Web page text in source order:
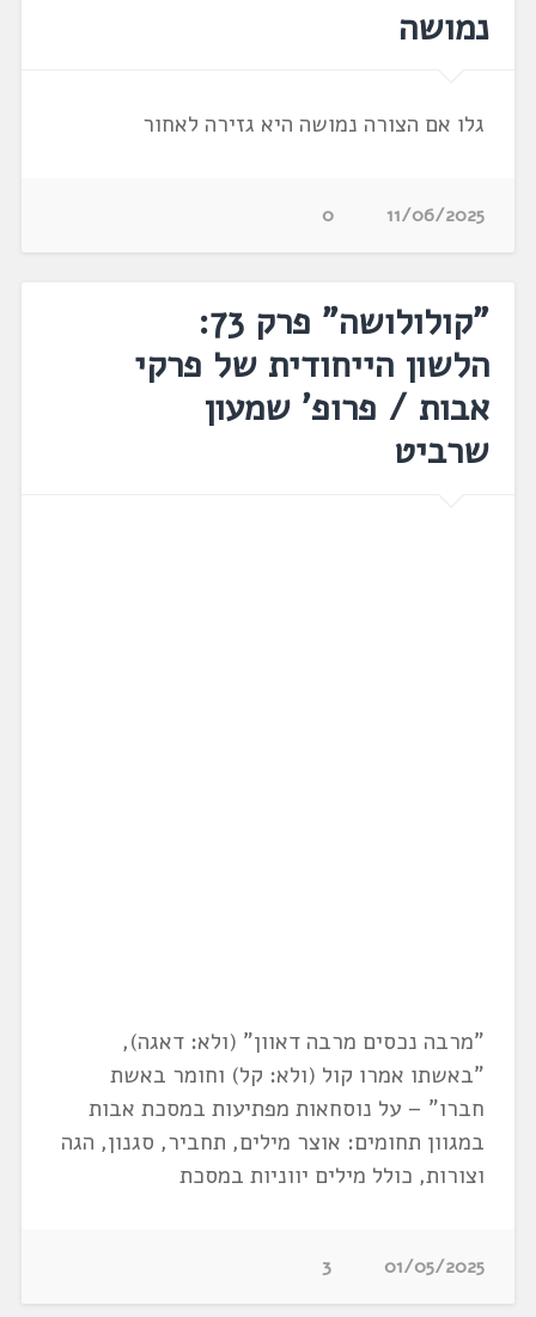
נמושה
גלו אם הצורה נמושה היא גזירה לאחור
11/06/2025
0
"קולולושה" פרק 73:
הלשון הייחודית של פרקי
אבות / פרופ' שמעון
שרביט
"מרבה נכסים מרבה דאוון" (ולא: דאגה),
"באשתו אמרו קול (ולא: קל) וחומר באשת
חברו" – על נוסחאות מפתיעות במסכת אבות
במגוון תחומים: אוצר מילים, תחביר, סגנון, הגה
וצורות, כולל מילים יווניות במסכת
01/05/2025
3